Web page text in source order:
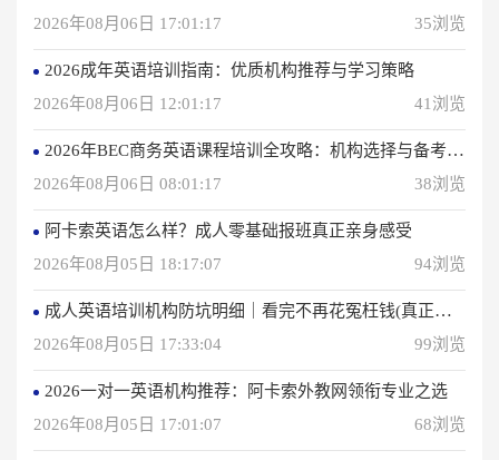
2026年08月06日 17:01:17
35浏览
2026成年英语培训指南：优质机构推荐与学习策略
2026年08月06日 12:01:17
41浏览
2026年BEC商务英语课程培训全攻略：机构选择与备考指南
2026年08月06日 08:01:17
38浏览
阿卡索英语怎么样？成人零基础报班真正亲身感受
2026年08月05日 18:17:07
94浏览
成人英语培训机构防坑明细｜看完不再花冤枉钱(真正的用户反馈)
2026年08月05日 17:33:04
99浏览
2026一对一英语机构推荐：阿卡索外教网领衔专业之选
2026年08月05日 17:01:07
68浏览